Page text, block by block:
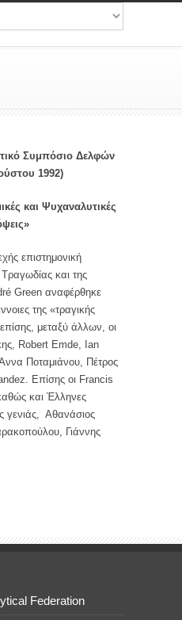
Συμπόσιο Δελφών
1992)
και Ψυχαναλυτικές
επιστημονική
και της
Green αναφέρθηκε
της «τραγικής
μεταξύ άλλων, οι
Robert Emde, Ian
Ποταμιάνου, Πέτρος
Επίσης οι Francis
και Έλληνες
γενιάς, Αθανάσιος
Γιάννης
Federation